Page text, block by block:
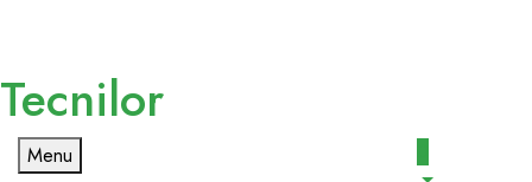
Tecnilor
Menu